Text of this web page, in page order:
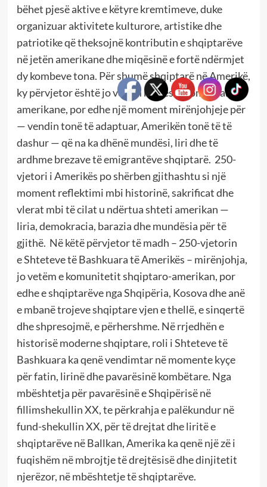
bëhet pjesë aktive e këtyre kremtimeve, duke
organizuar aktivitete kulturore, artistike dhe
patriotike që theksojnë kontributin e shqiptarëve
në jetën amerikane dhe miqësinë e fortë ndërmjet
dy kombeve tona. Për shumë shqiptarë në Amerikë,
ky përvjetor është jo vetëm një festë kombëtare
amerikane, por edhe një moment mirënjohjeje për
— vendin tonë të adaptuar, Amerikën tonë të të
dashur — që na ka dhënë mundësi, liri dhe të
ardhme brezave të emigrantëve shqiptarë. 250-
vjetori i Amerikës po shërben gjithashtu si një
moment reflektimi mbi historinë, sakrificat dhe
vlerat mbi të cilat u ndërtua shteti amerikan —
liria, demokracia, barazia dhe mundësia për të
gjithë. Në këtë përvjetor të madh – 250-vjetorin
e Shteteve të Bashkuara të Amerikës – mirënjohja,
jo vetëm e komunitetit shqiptaro-amerikan, por
edhe e shqiptarëve nga Shqipëria, Kosova dhe anë
e mbanë trojeve shqiptare vjen e thellë, e sinqertë
dhe shpresojmë, e përhershme. Në rrjedhën e
historisë moderne shqiptare, roli i Shteteve të
Bashkuara ka qenë vendimtar në momente kyçe
për fatin, lirinë dhe pavarësinë kombëtare. Nga
mbështetja për pavarësinë e Shqipërisë në
fillimshekullin XX, te përkrahja e palëkundur në
fund-shekullin XX, për të drejtat dhe liritë e
shqiptarëve në Ballkan, Amerika ka qenë një zë i
fuqishëm në mbrojtje të drejtësisë dhe dinjitetit
njerëzor, në mbështetje të shqiptarëve.